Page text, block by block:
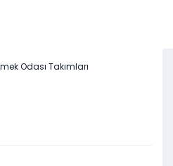
Odası Takımları